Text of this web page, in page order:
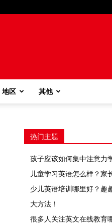
地区 其他
热门主题
孩子应该如何集中注意力
儿童学习英语怎么样？家
少儿英语培训哪里好？趣
大方法！
很多人关注英文在线教育